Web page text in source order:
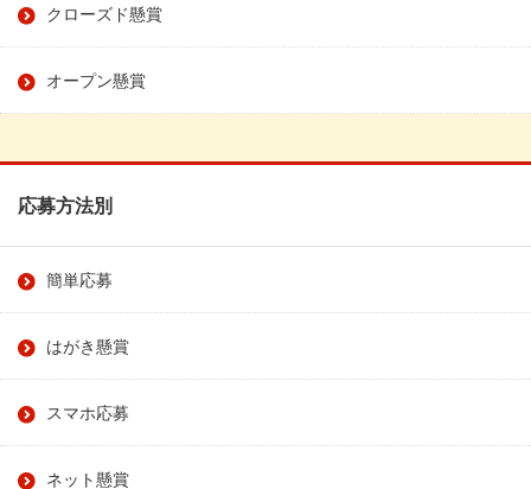
クローズド懸賞
オープン懸賞
応募方法別
簡単応募
はがき懸賞
スマホ応募
ネット懸賞